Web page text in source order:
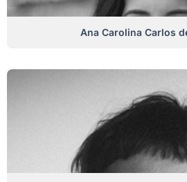
Ana Carolina Carlos